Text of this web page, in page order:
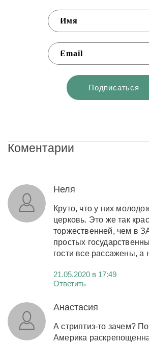
Коментарии
Неля
Круто, что у них
церковь. Это же так
торжественней, чем в
простых
гости все рассажены, а
21.05.2020 в 17:49
Ответить
Анастасия
А стриптиз-то зачем?
Америка